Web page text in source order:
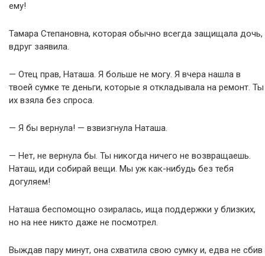
ему!
Тамара Степановна, которая обычно всегда защищала дочь,
вдруг заявила.
— Отец прав, Наташа. Я больше не могу. Я вчера нашла в
твоей сумке те деньги, которые я откладывала на ремонт. Ты
их взяла без спроса.
— Я бы вернула! — взвизгнула Наташа.
— Нет, не вернула бы. Ты никогда ничего не возвращаешь.
Наташ, иди собирай вещи. Мы уж как-нибудь без тебя
догуляем!
Наташа беспомощно озиралась, ища поддержки у близких,
но на нее никто даже не посмотрел.
Выждав пару минут, она схватила свою сумку и, едва не сбив